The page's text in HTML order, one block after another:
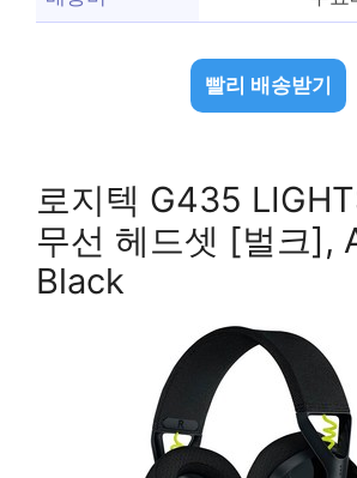
빨리 배송받기
로지텍 G435
무선 헤드셋 [벌크],
Black